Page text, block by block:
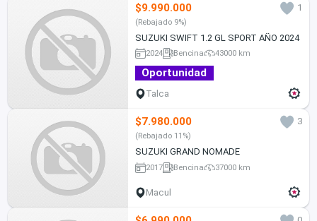
$9.990.000 1
(Rebajado 9%)
SUZUKI SWIFT 1.2 GL SPORT AÑO 2024
2024 Bencina 43000 km
Oportunidad
Talca
$7.980.000 3
(Rebajado 11%)
SUZUKI GRAND NOMADE
2017 Bencina 37000 km
Macul